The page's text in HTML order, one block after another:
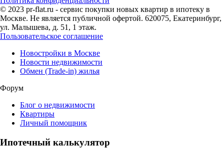
© 2023 pr-flat.ru - сервис покупки новых квартир в ипотеку в
Москве. Не является публичной офертой. 620075, Екатеринбург,
ул. Малышева, д. 51, 1 этаж.
Пользовательское соглашение
Новостройки в Москве
Новости недвижимости
Обмен (Trade-in) жилья
Форум
Блог о недвижимости
Квартиры
Личный помощник
Ипотечный калькулятор